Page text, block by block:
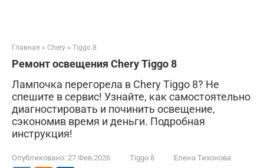
Главная » Chery » Tiggo 8
Ремонт освещения Chery Tiggo 8
Лампочка перегорела в Chery Tiggo 8? Не
спешите в сервис! Узнайте, как самостоятельно
диагностировать и починить освещение,
сэкономив время и деньги. Подробная
инструкция!
Опубликовано: 27.Фев.2026 Tiggo 8 Елена Тихонова